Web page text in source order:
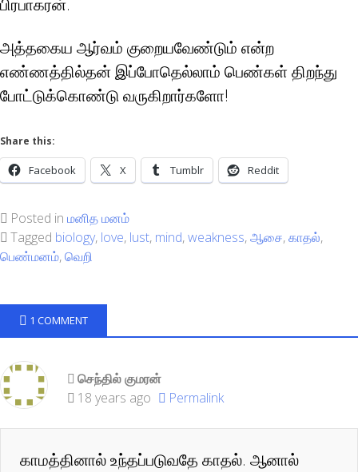
பிரபாகரன்.
அத்தகைய ஆர்வம் குறையவேண்டும் என்ற
எண்ணத்தில்தன் இப்போதெல்லாம் பெண்கள் திறந்து
போட்டுக்கொண்டு வருகிறார்களோ!
Share this:
Facebook X Tumblr Reddit
Posted in மனித மனம்
Tagged biology, love, lust, mind,weakness,ஆசை,காதல்,
பெண்மனம்,வெறி
1 COMMENT
செந்தில் குமரன்
18 years ago
Permalink
காமத்தினால் உந்தப்படுவதே காதல். ஆனால்